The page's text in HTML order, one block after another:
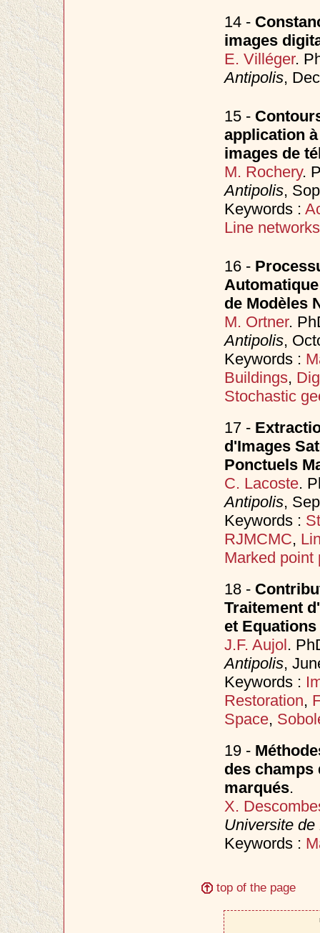
14 -
images
E. Villéger.
Antipolis,
15 -
application
images de
M. Rochery.
Antipolis,
Keywords :
Line networks
16 -
de Modèles
M. Ortner.
Antipolis,
Keywords :
Buildings,
Stochastic
17 -
d'Images
Ponctuels
C. Lacoste.
Antipolis,
Keywords :
RJMCMC,
Marked point
18 -
Traitement
et
J.F. Aujol.
Antipolis,
Keywords :
Restoration,
Space,
19 -
des champs
marqués.
X.
Universite
Keywords :
top of the page